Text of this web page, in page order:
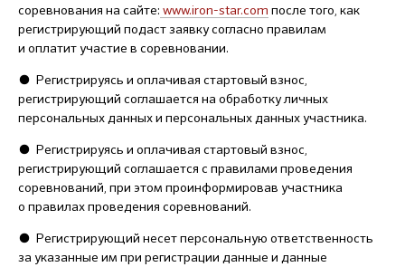
соревнования на сайте: www.iron-star.com после того, как
регистрирующий подаст заявку согласно правилам
и оплатит участие в соревновании.
● Регистрируясь и оплачивая стартовый взнос,
регистрирующий соглашается на обработку личных
персональных данных и персональных данных участника.
● Регистрируясь и оплачивая стартовый взнос,
регистрирующий соглашается с правилами проведения
соревнований, при этом проинформировав участника
о правилах проведения соревнований.
● Регистрирующий несет персональную ответственность
за указанные им при регистрации данные и данные